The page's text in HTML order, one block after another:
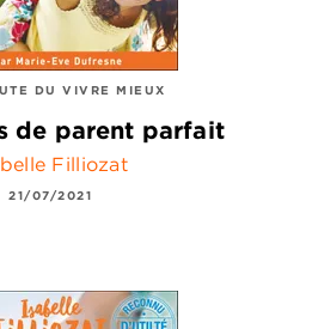
DU VIVRE MIEUX
de parent parfait
Filliozat
21/07/2021